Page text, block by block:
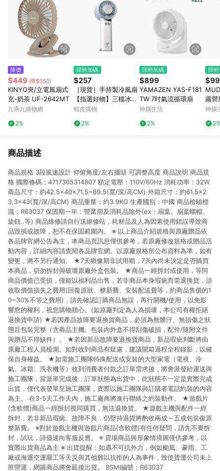
降價
$449 (降$350)
KINYO夾/立電風扇式
充-奶茶 UF-2642MT
九乘九購物網
2%
限時加碼
$257
［現貨］手持製冷風扇
【指選好物】三檔冰感
風 冰敷製冷風扇 冰敷
製冷風扇 隨身風扇 靜
蝦皮購物
2%
限時加碼
$899
YAMAZEN YAS-F181
TW 7吋氣流循環扇
神腦生活
2%
限
露營
神腦
商品描述
商品規格 3段風速設計 仰俯角度/左右擺頭 可調整高度 商品說明 商品規
格 國際條碼：4717365314807 額定電壓：110V/60Hz 消耗功率：32W
商品尺寸：約42.5×40×71.5~89.5(寬/深/高CM) 外箱尺寸：約61.5×2
3.3×43(寬/深/高CM) 商品重量：約3.9KG 生產國別：中國 商品檢驗標
識：R63037 保固期一年：營業用及消耗品除外(ex：扇葉、扇葉螺帽、
旋鈕..等) 商品維修請自行送維修站，耗材品及人為因素使用錯誤導致商
品毀損或故障，恕不在保固範圍內。 ※ 以上商品介紹規格與原廠贈品依
各品牌官網公告為主，本商品頁訊息僅供參考，若原廠修改規格或贈品活
動內容，詳細內容請查閱各品牌官網。以原廠規格所公布資料為準，如有
變更，將不另行通知。 ★7天猶豫期非試用期，7天內尚未決定是否購買
本商品，切勿拆封與破壞原廠外盒包裝。 ★商品一經拆封或使用，等同
商品價值已受損，僅能以福利品出售，若非商品本身瑕疵而需退換貨，須
收取價值損失之費用(回復原狀、整新費、安裝配送費等，約商品售價的1
0~30%不等之費用)，請先確認訂購商品無誤，再行開機/使用，以免影
響您的權利，祝您購物順心。(如原廠判定為人為損壞，本公司有權拒絕
退換貨申請) ★若因產品故障要退換貨商品，必須為無髒汙、無損傷之狀
態且包裝完整（含商品主機、包裝內外盒不得刮傷破損，配件/隨附文件
與贈品不得缺件）。 ★若因新品故障要退換貨商品，新品瑕疵判斷將由
原廠工程人員檢測。如對收到商品有疑慮，建議開箱過程全程錄影，以確
保自身權益。 ★如需施工團隊特殊配送或安裝的大型家電（電視、冷
氣、冰箱、洗衣機等）收到消費者付款之訂單需求後，將會派發給運送與
施工團隊，當派單完成後，訂單狀態為出貨中，此狀態不一定是實際完成
出貨，僅代表發單至施工團隊，實際以施工團隊與訂購者電話約裝的內容
為主。 在3-5天工作天內，施工廠商將進行聯絡之約裝動作。 ★遊戲片
(含軟體)商品一經拆封視同購買，無法退換貨。 ★遊戲主機與配件一經
拆封，若非新品瑕疵、故障不良，仍堅持退貨將酌收兩成～五成包裝復原
整新費。 ※對於遊戲主機與遊戲片商品(含軟體)有任何疑問，請先不要拆
封，試玩，請儘速向客服反應。 ※ 賣場商品與形象情境圖僅供參考，以
實際出貨商品為主 ※ 出貨提醒：如遇不可抗外力，例如颱風、豪雨、工
廠或海運空運罷工等天災與其他難以抗拒的人為事件，致使貨運公司未上
班營運，網購商品將會延後出貨。 BSMI編號：R63037